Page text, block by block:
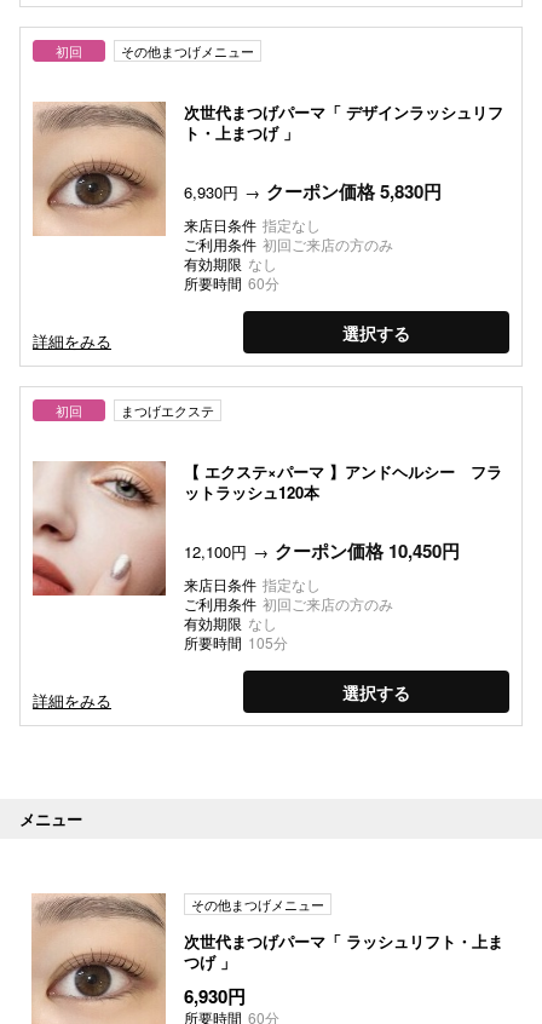
初回 その他まつげメニュー
次世代まつげパーマ「 デザインラッシュリフ
ト・上まつげ 」
6,930円 クーポン価格 5,830円
来店日条件 指定なし
ご利用条件 初回ご来店の方のみ
有効期限 なし
所要時間 60分
詳細をみる 選択する
初回 まつげエクステ
【 エクステ×パーマ 】アンドヘルシー フラ
ットラッシュ120本
12,100円 クーポン価格 10,450円
来店日条件 指定なし
ご利用条件 初回ご来店の方のみ
有効期限 なし
所要時間 105分
詳細をみる 選択する
メニュー
その他まつげメニュー
次世代まつげパーマ「 ラッシュリフト・上ま
つげ 」
6,930円
所要時間 60分